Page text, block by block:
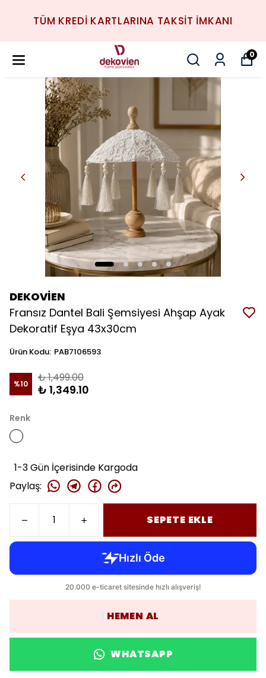
TÜM KREDİ KARTLARINA TAKSİT İMKANI
0
DEKOVİEN
Fransız Dantel Bali Şemsiyesi Ahşap Ayak
Dekoratif Eşya 43x30cm
Ürün Kodu: PAB7106593
%10 ₺ 1,499.00
₺ 1,349.10
Renk
1-3 Gün İçerisinde Kargoda
Paylaş:
SEPETE EKLE
HEMEN AL
WHATSAPP